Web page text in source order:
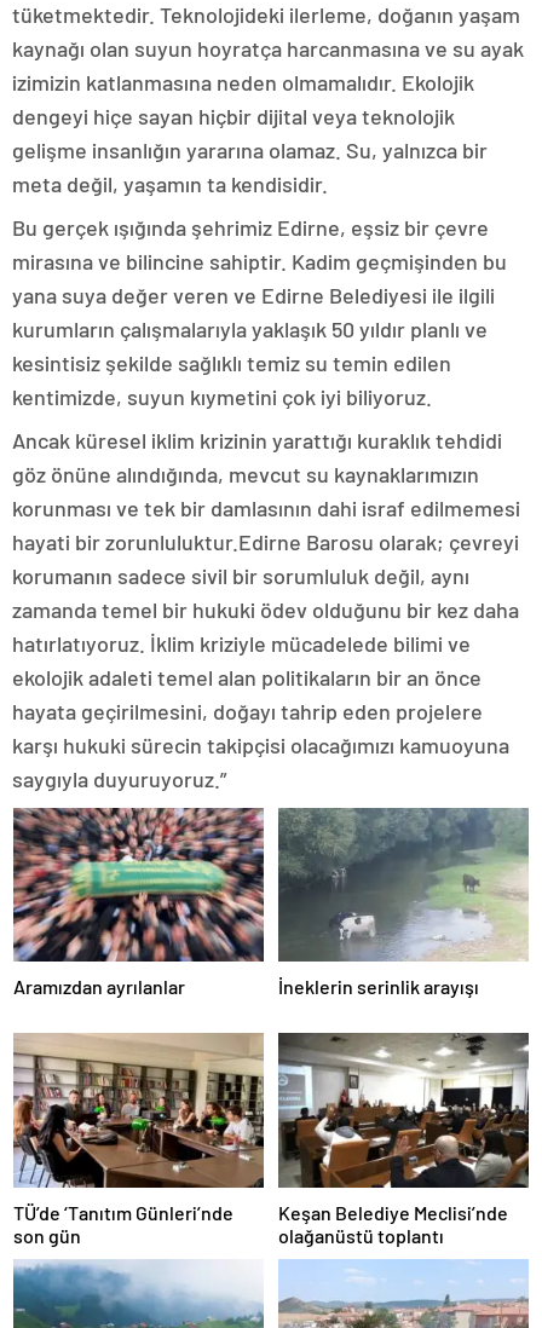
tüketmektedir. Teknolojideki ilerleme, doğanın yaşam
kaynağı olan suyun hoyratça harcanmasına ve su ayak
izimizin katlanmasına neden olmamalıdır. Ekolojik
dengeyi hiçe sayan hiçbir dijital veya teknolojik
gelişme insanlığın yararına olamaz. Su, yalnızca bir
meta değil, yaşamın ta kendisidir.
Bu gerçek ışığında şehrimiz Edirne, eşsiz bir çevre
mirasına ve bilincine sahiptir. Kadim geçmişinden bu
yana suya değer veren ve Edirne Belediyesi ile ilgili
kurumların çalışmalarıyla yaklaşık 50 yıldır planlı ve
kesintisiz şekilde sağlıklı temiz su temin edilen
kentimizde, suyun kıymetini çok iyi biliyoruz.
Ancak küresel iklim krizinin yarattığı kuraklık tehdidi
göz önüne alındığında, mevcut su kaynaklarımızın
korunması ve tek bir damlasının dahi israf edilmemesi
hayati bir zorunluluktur.Edirne Barosu olarak; çevreyi
korumanın sadece sivil bir sorumluluk değil, aynı
zamanda temel bir hukuki ödev olduğunu bir kez daha
hatırlatıyoruz. İklim kriziyle mücadelede bilimi ve
ekolojik adaleti temel alan politikaların bir an önce
hayata geçirilmesini, doğayı tahrip eden projelere
karşı hukuki sürecin takipçisi olacağımızı kamuoyuna
saygıyla duyuruyoruz.”
Aramızdan ayrılanlar İneklerin serinlik arayışı
TÜ’de ‘Tanıtım Günleri’nde
son gün
Keşan Belediye Meclisi’nde
olağanüstü toplantı